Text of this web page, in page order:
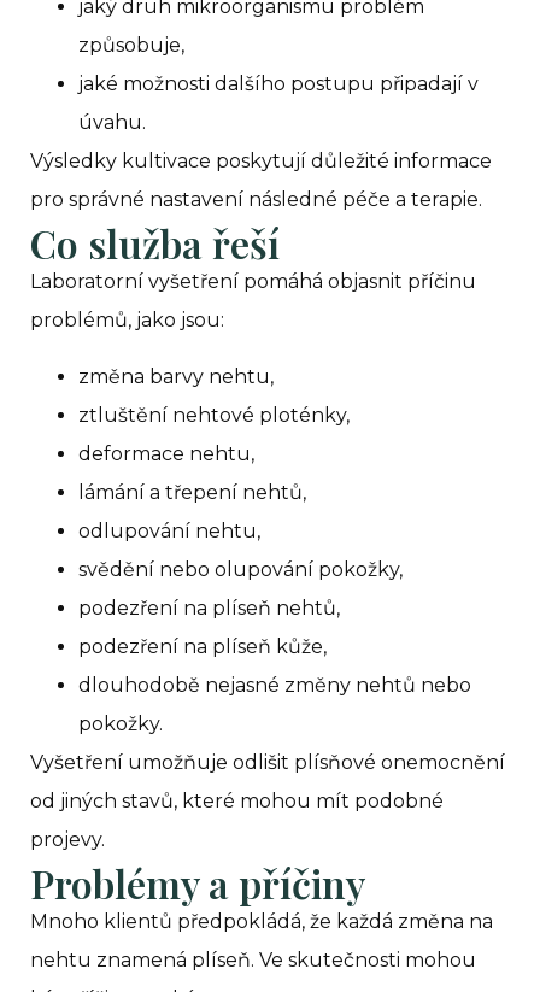
jaký druh mikroorganismu problém
způsobuje,
jaké možnosti dalšího postupu připadají v
úvahu.
Výsledky kultivace poskytují důležité informace
pro správné nastavení následné péče a terapie.
Co služba řeší
Laboratorní vyšetření pomáhá objasnit příčinu
problémů, jako jsou:
změna barvy nehtu,
ztluštění nehtové ploténky,
deformace nehtu,
lámání a třepení nehtů,
odlupování nehtu,
svědění nebo olupování pokožky,
podezření na plíseň nehtů,
podezření na plíseň kůže,
dlouhodobě nejasné změny nehtů nebo
pokožky.
Vyšetření umožňuje odlišit plísňové onemocnění
od jiných stavů, které mohou mít podobné
projevy.
Problémy a příčiny
Mnoho klientů předpokládá, že každá změna na
nehtu znamená plíseň. Ve skutečnosti mohou